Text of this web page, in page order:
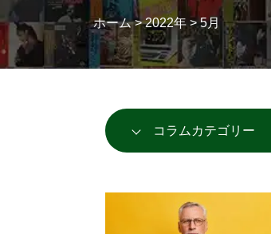
ホーム>2022年 >5月
コラムカテゴリー